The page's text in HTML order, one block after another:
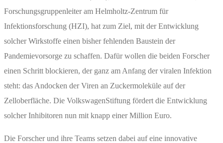
Forschungsgruppenleiter am Helmholtz-Zentrum für
Infektionsforschung (HZI), hat zum Ziel, mit der Entwicklung
solcher Wirkstoffe einen bisher fehlenden Baustein der
Pandemievorsorge zu schaffen. Dafür wollen die beiden Forscher
einen Schritt blockieren, der ganz am Anfang der viralen Infektion
steht: das Andocken der Viren an Zuckermoleküle auf der
Zelloberfläche. Die VolkswagenStiftung fördert die Entwicklung
solcher Inhibitoren nun mit knapp einer Million Euro.
Die Forscher und ihre Teams setzen dabei auf eine innovative